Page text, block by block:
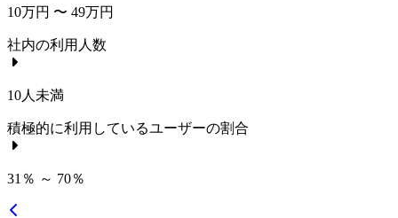
10万円 〜 49万円
社内の利用人数
10人未満
積極的に利用しているユーザーの割合
31％ ～ 70％